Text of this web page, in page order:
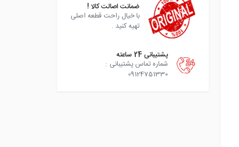
ضمانت اصالت کالا !
با خیال راحت قطعه اصلی
تهیه کنید .
پشتیبانی 24 ساعته
شماره تماس پشتیبانی :
09124751330